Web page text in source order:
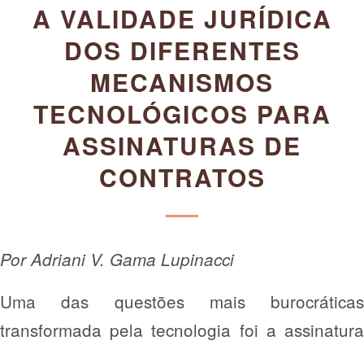
A VALIDADE JURÍDICA
DOS DIFERENTES
MECANISMOS
TECNOLÓGICOS PARA
ASSINATURAS DE
CONTRATOS
Por Adriani V. Gama Lupinacci
Uma das questões mais burocráticas
transformada pela tecnologia foi a assinatura